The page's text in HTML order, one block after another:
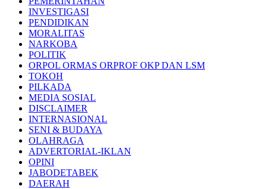
INVESTIGASI
PENDIDIKAN
MORALITAS
NARKOBA
POLITIK
ORPOL ORMAS ORPROF OKP DAN LSM
TOKOH
PILKADA
MEDIA SOSIAL
DISCLAIMER
INTERNASIONAL
SENI & BUDAYA
OLAHRAGA
ADVERTORIAL-IKLAN
OPINI
JABODETABEK
DAERAH